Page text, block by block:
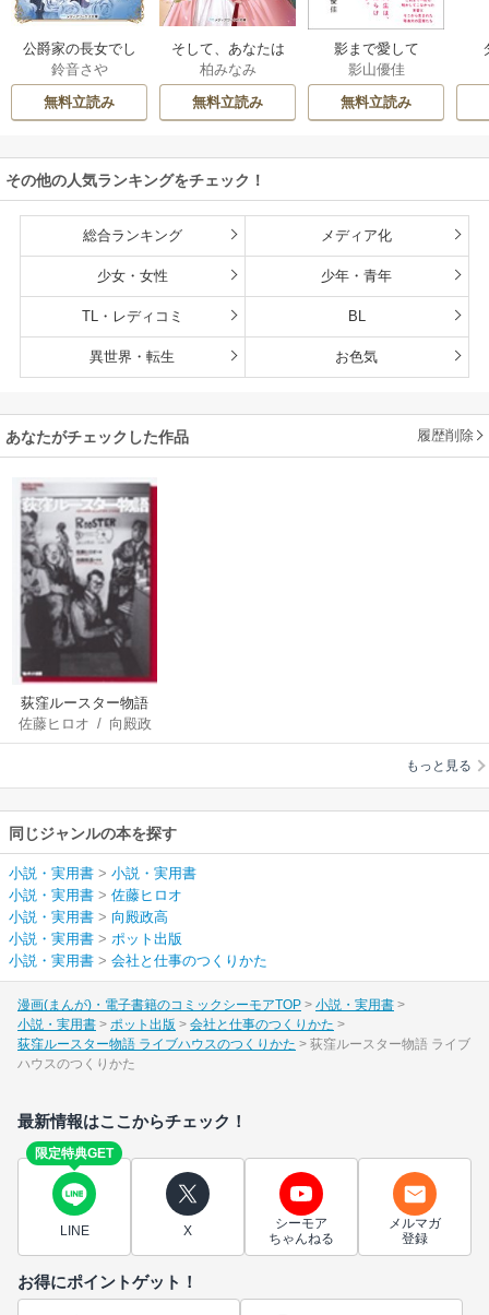
公爵家の長女でし
た
鈴音さや
無料立読み
そして、あなたは
私を捨てる
柏みなみ
無料立読み
影まで愛して
影山優佳
無料立読み
その他の人気ランキングをチェック！
総合ランキング メディア化
少女・女性 少年・青年
TL・レディコミ BL
異世界・転生 お色気
あなたがチェックした作品 履歴削除
荻窪ルースター物語
ライブハウスのつく
りかた
佐藤ヒロオ / 向殿政
高
もっと見る
同じジャンルの本を探す
小説・実用書 > 小説・実用書
小説・実用書 > 佐藤ヒロオ
小説・実用書 > 向殿政高
小説・実用書 > ポット出版
小説・実用書 > 会社と仕事のつくりかた
漫画(まんが)・電子書籍のコミックシーモアTOP
小説・実用書
小説・実用書
ポット出版
会社と仕事のつくりかた
荻窪ルースター物語 ライブハウスのつくりかた
荻窪ルースター物語 ライブ
ハウスのつくりかた
最新情報はここからチェック！
限定特典GET
LINE X
シーモア
ちゃんねる
メルマガ
登録
お得にポイントゲット！